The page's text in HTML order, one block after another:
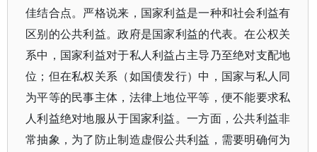
佳结合点。严格说来，国家利益是一种和社会利益有
区别的公共利益。政府是国家利益的代表。在公权关
系中，国家利益对于私人利益占主导乃至绝对支配地
位；但在私权关系（如国债发行）中，国家与私人同
为平等的民事主体，法律上地位平等，便不能要求私
人利益绝对地服从于国家利益。一方面，公共利益非
常抽象，为了防止制造虚假公共利益，需要明确何为